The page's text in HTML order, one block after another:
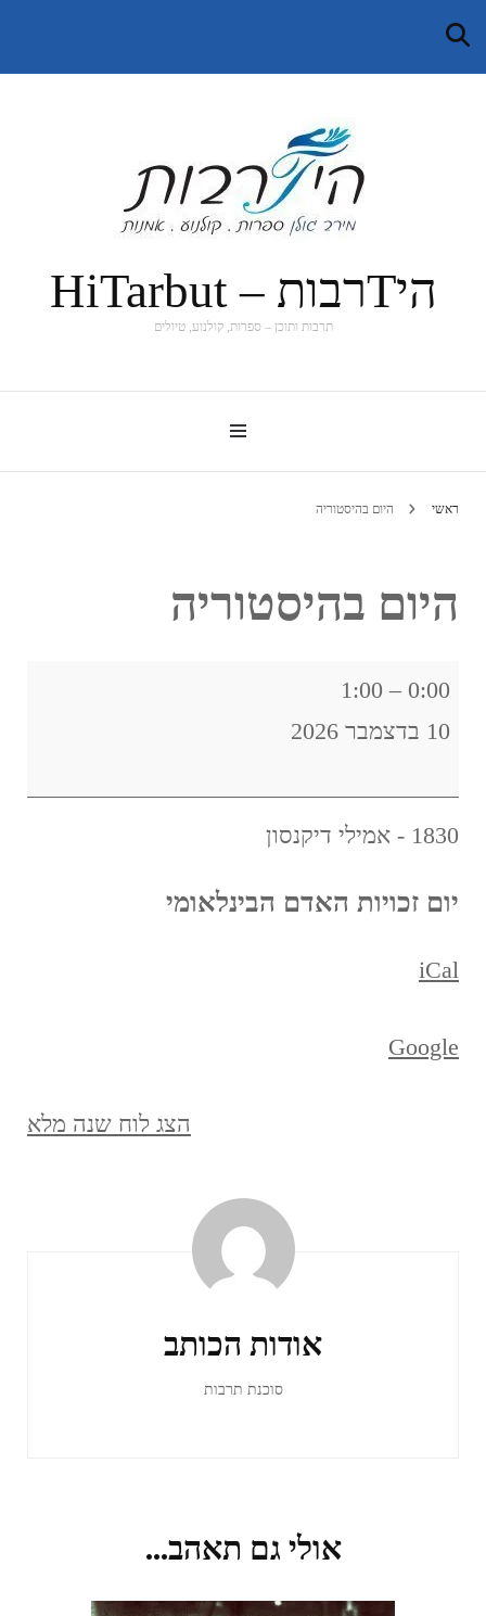
היTרבות – HiTarbut
תרבות ותוכן – ספרות, קולנוע, טיולים
ראשי היום בהיסטוריה
היום בהיסטוריה
היום
בהיסטוריה
0:00
–
1:00
10 בדצמבר 2026
1830 - אמילי דיקנסון
יום זכויות האדם הבינלאומי
iCal
Google
הצג לוח שנה מלא
אודות הכותב
סוכנת תרבות
אולי גם תאהב...